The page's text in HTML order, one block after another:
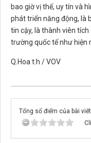
bao giờ vị thế, uy tín và
phát triển năng động, là
tin cậy, là thành viên
trường quốc tế như hiện
Q.Hoa t.h / VOV
Tổng số điểm của bài